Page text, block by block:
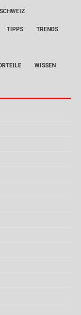
SCHWEIZ
TIPPS TRENDS
WISSEN